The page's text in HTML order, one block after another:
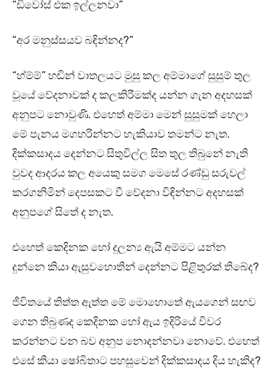
“ඩිවෝස් එක ඉල්ලනවා”
“අර මනුස්සයව බඳින්නද?”
“හ්ම්ම්” හඬින් වාතලයට මුසු කල අම්මාගේ සුසුම් තුල
වූයේ වේදනාවක් ද කලකිරීමක්ද යන්න ගැන අදහසක්
අනුපට නොවුණි. එහෙත් අම්මා මෙන් සුසුමක් හෙලා
මේ පැනය මගහරින්නට හැකියාව තමන්ට නැත.
දික්කසාදය දෙන්නට සිතුවිල්ල සිත තුල තිබුනේ නැති
වුවද ආදරය කල අයෙකු සමග මෙසේ රණ්ඩු සරුවල්
කරගනිමින් දෙපසකට වී වේදනා විඳින්නට අදහසක්
අනුපගේ සිතේ ද නැත.
එහෙත් කෙදිනක හෝ දුලන්‍ය ඇයි අම්මට යන්න
දුන්නෙ කියා ඇසුවහොතින් දෙන්නට පිළිතුරක් තිබේද?
ජීවිතයේ තිත්ත ඇත්ත මේ මොහොතේ ඇයගෙන් සඟව
ගෙන තිබුණද කෙදිනක හෝ ඇය ඉදිරියේ විවර
කරන්නට වන බව අනුප නොදන්නවා නොවේ. එහෙත්
එසේ කියා ෂෝබිතාට පහසුවෙන් දික්කසාදය දිය හැකිද?